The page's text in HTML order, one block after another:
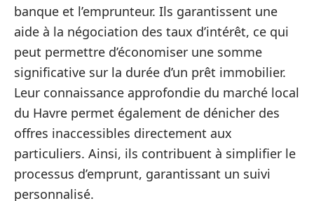
banque et l’emprunteur. Ils garantissent une
aide à la négociation des taux d’intérêt, ce qui
peut permettre d’économiser une somme
significative sur la durée d’un prêt immobilier.
Leur connaissance approfondie du marché local
du Havre permet également de dénicher des
offres inaccessibles directement aux
particuliers. Ainsi, ils contribuent à simplifier le
processus d’emprunt, garantissant un suivi
personnalisé.